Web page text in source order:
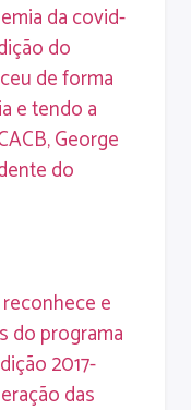
da covid-
do
de forma
e tendo a
George
do
e
do programa
2017-
das